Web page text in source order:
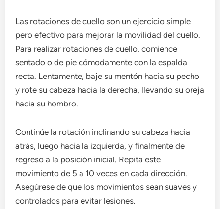
Las rotaciones de cuello son un ejercicio simple
pero efectivo para mejorar la movilidad del cuello.
Para realizar rotaciones de cuello, comience
sentado o de pie cómodamente con la espalda
recta. Lentamente, baje su mentón hacia su pecho
y rote su cabeza hacia la derecha, llevando su oreja
hacia su hombro.
Continúe la rotación inclinando su cabeza hacia
atrás, luego hacia la izquierda, y finalmente de
regreso a la posición inicial. Repita este
movimiento de 5 a 10 veces en cada dirección.
Asegúrese de que los movimientos sean suaves y
controlados para evitar lesiones.